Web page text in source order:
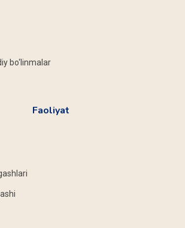
bo‘linmalar
Faoliyat